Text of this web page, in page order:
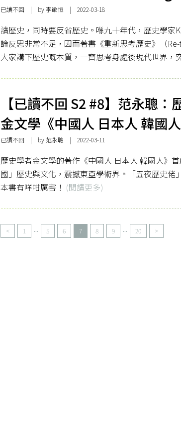
已讀不回 | by 李敬恒 | 2022-03-18
讀歷史，同時要反省歷史。喺九十年代，歷史學
論反思非常不足，因而著書《重新思考歷史》（
大家講下歷史嘅本質，一齊思考身處後現代世界，
【已讀不回 S2 #8】范永聰
金文學《中國人 日本人 韓國人
已讀不回 | by 范永聰 | 2022-03-11
歷史學者金文學的著作《中國人 日本人 韓國人》
國」歷史與文化，震撼東亞學術界。「五夜歷史
本書有咩咁厲害！ (閱讀更多)
< 1 ... 5 6 7 8 9 ... 20 >